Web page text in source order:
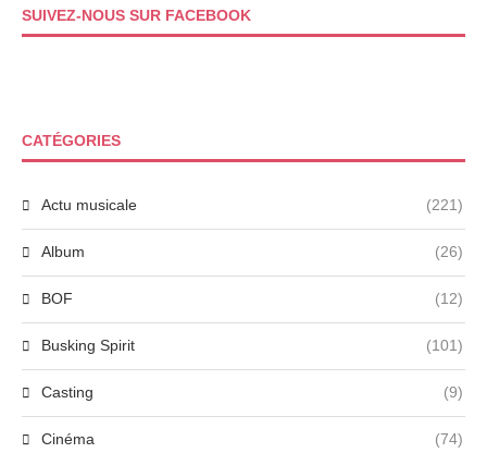
SUIVEZ-NOUS SUR FACEBOOK
CATÉGORIES
Actu musicale (221)
Album (26)
BOF (12)
Busking Spirit (101)
Casting (9)
Cinéma (74)